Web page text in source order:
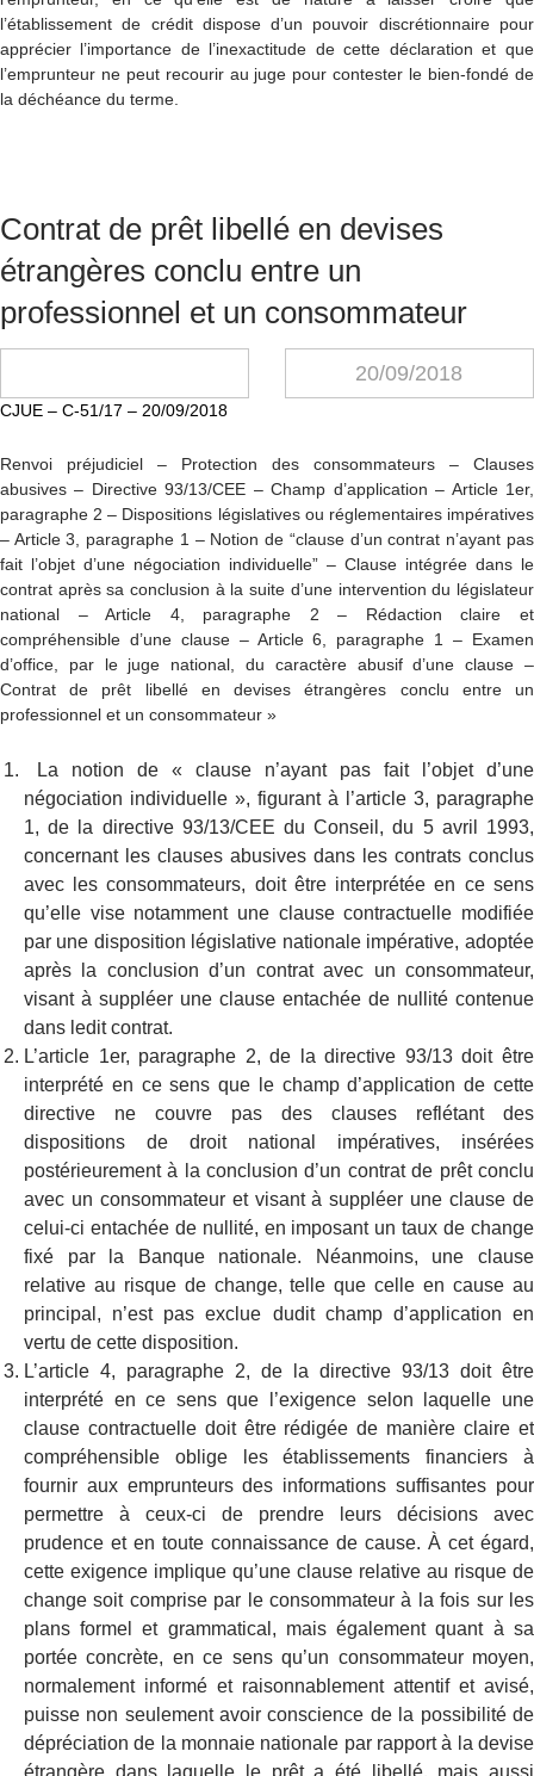
l’établissement de crédit dispose d’un pouvoir discrétionnaire pour
apprécier l’importance de l’inexactitude de cette déclaration et que
l’emprunteur ne peut recourir au juge pour contester le bien-fondé de
la déchéance du terme.
Contrat de prêt libellé en devises
étrangères conclu entre un
professionnel et un consommateur
20/09/2018
CJUE – C-51/17 – 20/09/2018
Renvoi préjudiciel – Protection des consommateurs – Clauses
abusives – Directive 93/13/CEE – Champ d’application – Article 1er,
paragraphe 2 – Dispositions législatives ou réglementaires impératives
– Article 3, paragraphe 1 – Notion de “clause d’un contrat n’ayant pas
fait l’objet d’une négociation individuelle” – Clause intégrée dans le
contrat après sa conclusion à la suite d’une intervention du législateur
national – Article 4, paragraphe 2 – Rédaction claire et
compréhensible d’une clause – Article 6, paragraphe 1 – Examen
d’office, par le juge national, du caractère abusif d’une clause –
Contrat de prêt libellé en devises étrangères conclu entre un
professionnel et un consommateur »
La notion de « clause n’ayant pas fait l’objet d’une
négociation individuelle », figurant à l’article 3, paragraphe
1, de la directive 93/13/CEE du Conseil, du 5 avril 1993,
concernant les clauses abusives dans les contrats conclus
avec les consommateurs, doit être interprétée en ce sens
qu’elle vise notamment une clause contractuelle modifiée
par une disposition législative nationale impérative, adoptée
après la conclusion d’un contrat avec un consommateur,
visant à suppléer une clause entachée de nullité contenue
dans ledit contrat.
L’article 1er, paragraphe 2, de la directive 93/13 doit être
interprété en ce sens que le champ d’application de cette
directive ne couvre pas des clauses reflétant des
dispositions de droit national impératives, insérées
postérieurement à la conclusion d’un contrat de prêt conclu
avec un consommateur et visant à suppléer une clause de
celui-ci entachée de nullité, en imposant un taux de change
fixé par la Banque nationale. Néanmoins, une clause
relative au risque de change, telle que celle en cause au
principal, n’est pas exclue dudit champ d’application en
vertu de cette disposition.
L’article 4, paragraphe 2, de la directive 93/13 doit être
interprété en ce sens que l’exigence selon laquelle une
clause contractuelle doit être rédigée de manière claire et
compréhensible oblige les établissements financiers à
fournir aux emprunteurs des informations suffisantes pour
permettre à ceux-ci de prendre leurs décisions avec
prudence et en toute connaissance de cause. À cet égard,
cette exigence implique qu’une clause relative au risque de
change soit comprise par le consommateur à la fois sur les
plans formel et grammatical, mais également quant à sa
portée concrète, en ce sens qu’un consommateur moyen,
normalement informé et raisonnablement attentif et avisé,
puisse non seulement avoir conscience de la possibilité de
dépréciation de la monnaie nationale par rapport à la devise
étrangère dans laquelle le prêt a été libellé, mais aussi